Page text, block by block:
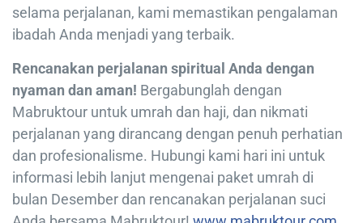
selama perjalanan, kami memastikan pengalaman
ibadah Anda menjadi yang terbaik.
Rencanakan perjalanan spiritual Anda dengan
nyaman dan aman! Bergabunglah dengan
Mabruktour untuk umrah dan haji, dan nikmati
perjalanan yang dirancang dengan penuh perhatian
dan profesionalisme. Hubungi kami hari ini untuk
informasi lebih lanjut mengenai paket umrah di
bulan Desember dan rencanakan perjalanan suci